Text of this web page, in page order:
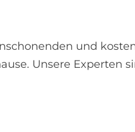
und
Unsere Experten